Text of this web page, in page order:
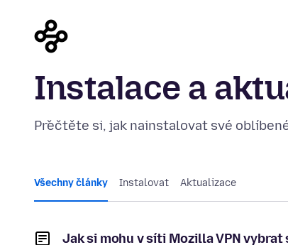
Instalace a
Přečtěte si, jak nainstalovat své
Všechny články Instalovat Aktualizace
Jak si mohu v síti Mozilla VPN vybrat